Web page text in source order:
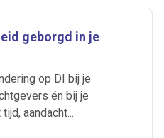
geborgd in je
op DI bij je
én bij je
aandacht...